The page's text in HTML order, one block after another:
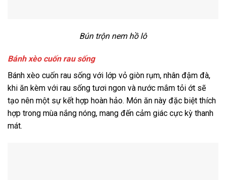
Bún trộn nem hồ lô
Bánh xèo cuốn rau sống
Bánh xèo cuốn rau sống với lớp vỏ giòn rụm, nhân đậm đà,
khi ăn kèm với rau sống tươi ngon và nước mắm tỏi ớt sẽ
tạo nên một sự kết hợp hoàn hảo. Món ăn này đặc biệt thích
hợp trong mùa nắng nóng, mang đến cảm giác cực kỳ thanh
mát.